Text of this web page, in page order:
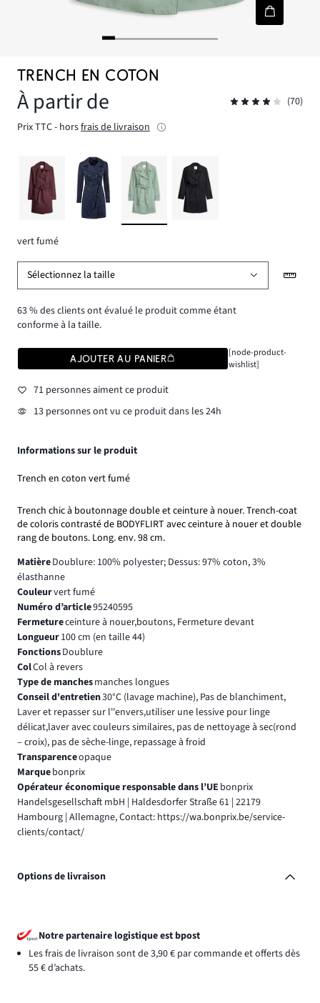
TRENCH EN COTON
À partir de
(70)
Prix TTC - horsfrais de livraison
vert fumé
Sélectionnez la taille
63 % des clients ont évalué le produit comme étant
conforme à la taille.
AJOUTER AU PANIER
[node-product-
wishlist]
71 personnes aiment ce produit
13 personnes ont vu ce produit dans les 24h
Informations sur le produit
Trench en coton vert fumé
Trench chic à boutonnage double et ceinture à nouer. Trench-coat
de coloris contrasté de BODYFLIRT avec ceinture à nouer et double
rang de boutons. Long. env. 98 cm.
MatièreDoublure: 100% polyester; Dessus: 97% coton, 3%
élasthanne
Couleurvert fumé
Numéro d’article95240595
Fermetureceinture à nouer,boutons, Fermeture devant
Longueur100 cm (en taille 44)
FonctionsDoublure
ColCol à revers
Type de manchesmanches longues
Conseil d'entretien30°C (lavage machine), Pas de blanchiment,
Laver et repasser sur l''envers,utiliser une lessive pour linge
délicat,laver avec couleurs similaires, pas de nettoyage à sec(rond
– croix), pas de sèche-linge, repassage à froid
Transparenceopaque
Marquebonprix
Opérateur économique responsable dans l’UE bonprix
Handelsgesellschaft mbH | Haldesdorfer Straße 61 | 22179
Hambourg | Allemagne, Contact: https://wa.bonprix.be/service-
clients/contact/
Options de livraison
Notre partenaire logistique est bpost
Les frais de livraison sont de 3,90 € par commande et offerts dès
55 € d’achats.